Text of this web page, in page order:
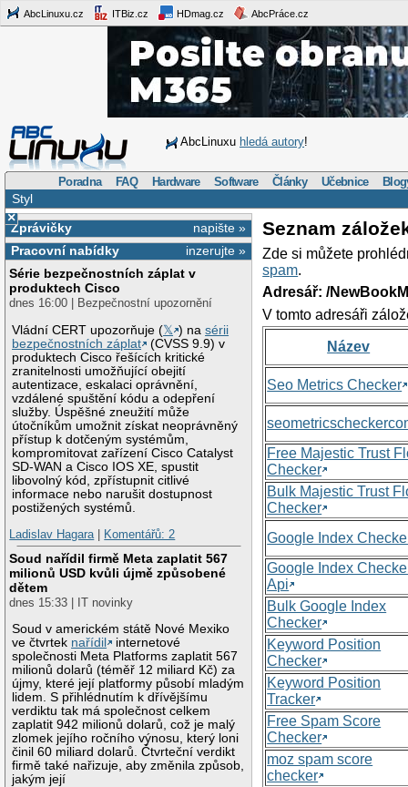
AbcLinuxu.cz ITBiz.cz HDmag.cz AbcPráce.cz
AbcLinuxu hledá autory!
Poradna FAQ Hardware Software Články Učebnice
Styl
×
napište »
Zprávičky
inzerujte »
Pracovní nabídky
Série bezpečnostních záplat v
produktech Cisco
dnes 16:00 | Bezpečnostní upozornění
Vládní CERT upozorňuje (𝕏 ) nasérii
bezpečnostních záplat
(CVSS 9.9) v
produktech Cisco řešících kritické
zranitelnosti umožňující obejití
autentizace, eskalaci oprávnění,
vzdálené spuštění kódu a odepření
služby. Úspěšné zneužití může
útočníkům umožnit získat neoprávněný
přístup k dotčeným systémům,
kompromitovat zařízení Cisco Catalyst
SD-WAN a Cisco IOS XE, spustit
libovolný kód, zpřístupnit citlivé
informace nebo narušit dostupnost
postižených systémů.
Ladislav Hagara| Komentářů: 2
Soud nařídil firmě Meta zaplatit 567
milionů USD kvůli újmě způsobené
dětem
dnes 15:33 | IT novinky
Soud v americkém státě Nové Mexiko
ve čtvrtek nařídil
internetové
společnosti Meta Platforms zaplatit 567
milionů dolarů (téměř 12 miliard Kč) za
újmy, které její platformy působí mladým
lidem. S přihlédnutím k dřívějšímu
verdiktu tak má společnost celkem
zaplatit 942 milionů dolarů, což je malý
zlomek jejího ročního výnosu, který loni
činil 60 miliard dolarů. Čtvrteční verdikt
firmě také nařizuje, aby změnila způsob,
jakým její
Seznam
Zde si můžete
spam.
Adresář: /
V tomto adresáři
Název
Seo Metrics Checker
Free Majestic Trust
Checker
Bulk Majestic Trust
Checker
Google Index
Google Index
Api
Bulk Google Index
Checker
Keyword Position
Checker
Keyword Position
Tracker
Free Spam Score
Checker
moz spam score
checker